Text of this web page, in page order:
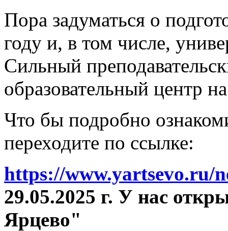
Пора задуматься о
году и, в том числе,
Сильный
образовательный центр
Что бы подробно
переходите по ссылке:
https://www.yartsevo.ru/
29.05.2025 г. У нас
Ярцево"